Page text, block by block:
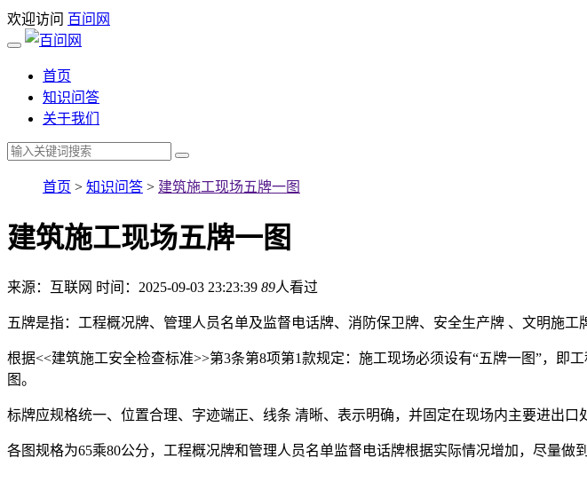
欢迎访问 百问网
首页
知识问答
关于我们
首页 > 知识问答 > 建筑施工现场五牌一图
建筑施工现场五牌一图
来源：互联网 时间：2025-09-03 23:23:39 89人看过
五牌是指：工程概况牌、管理人员名单及监督电话牌、消防保卫牌、安全生产牌 、文明施工
根据<<建筑施工安全检查标准>>第3条第8项第1款规定：施工现场必须设有“五牌一图”，
图。
标牌应规格统一、位置合理、字迹端正、线条 清晰、表示明确，并固定在现场内主要进出口
各图规格为65乘80公分，工程概况牌和管理人员名单监督电话牌根据实际情况增加，尽量做